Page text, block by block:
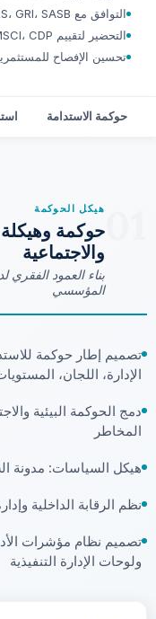
التوافق مع IFRS S1/S2، ESRS، GRI، SASB
التحضير لتقييم S&P CSA، MSCI، CDP
تحسين الإفصاح
حوكمة الاستدامة
هيكل الحوكمة
حوكمة وهيكلة
والاجتماعية
بناء العمود الفقري
المؤسسي
تصميم إطار حوكمة
الإدارة، اللجان،
دمج الحوكمة البيئية
المخاطر
هيكل السياسات: مدونة
نظم الرقابة الداخلية
تصميم نظام مؤشرات
ولوحات الإدارة التنفيذية